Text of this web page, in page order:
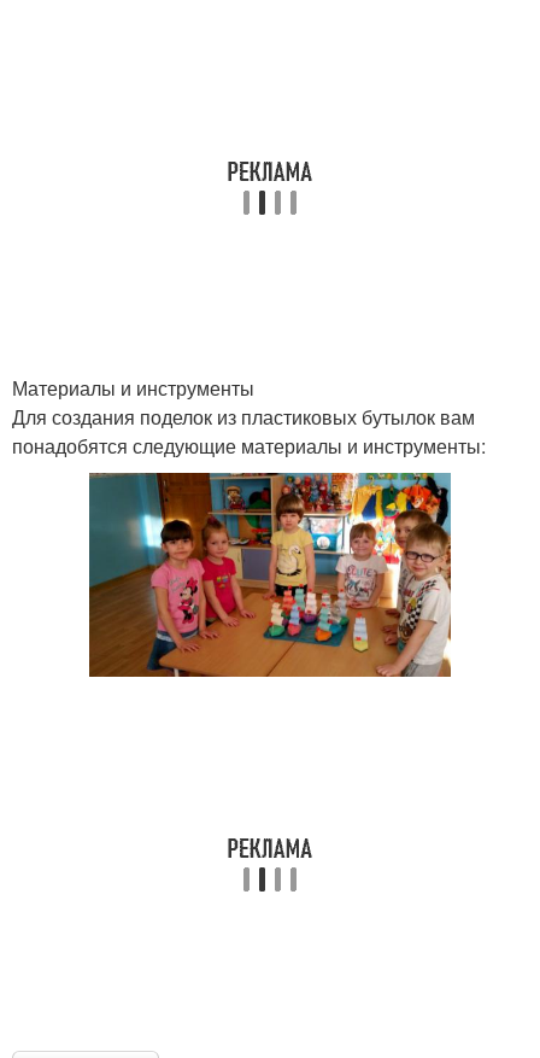
Бутылки для украшения
Садовые цвета
Украшения из
пластиковых бутылок
Бутылки в условиях
Бутылки на
окружающую среду
Материалы и инструменты
Для создания поделок из пластиковых бутылок вам
понадобятся следующие материалы и инструменты: